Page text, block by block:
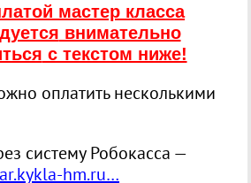
мастер класса
внимательно
с текстом ниже!
оплатить несколькими
систему Робокасса —
hm.ru…